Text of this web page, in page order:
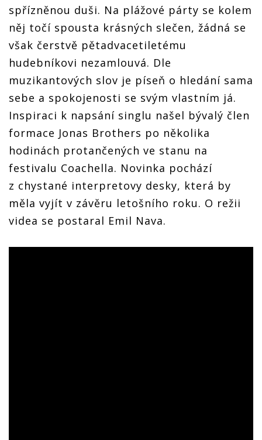
spřízněnou duši. Na plážové párty se kolem
něj točí spousta krásných slečen, žádná se
však čerstvě pětadvacetiletému
hudebníkovi nezamlouvá. Dle
muzikantových slov je píseň o hledání sama
sebe a spokojenosti se svým vlastním já.
Inspiraci k napsání singlu našel bývalý člen
formace Jonas Brothers po několika
hodinách protančených ve stanu na
festivalu Coachella. Novinka pochází
z chystané interpretovy desky, která by
měla vyjít v závěru letošního roku. O režii
videa se postaral Emil Nava.